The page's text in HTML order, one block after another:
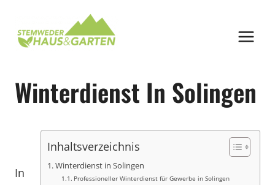
springen
Winterdienst In Solingen
Inhaltsverzeichnis
Winterdienst in Solingen
Professioneller Winterdienst für Gewerbe in Solingen
In